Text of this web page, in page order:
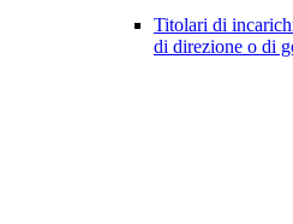
Titolari di
di direzione o di